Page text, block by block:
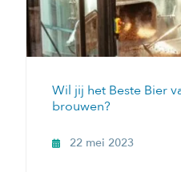
Wil jij het Beste Bier
brouwen?
22 mei 2023